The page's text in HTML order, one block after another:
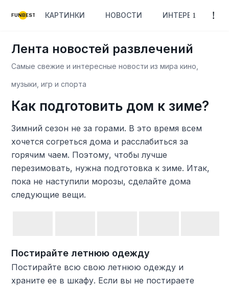
FUNBEST КАРТИНКИ НОВОСТИ ИНТЕРЕСНОЕ
Лента новостей развлечений
Самые свежие и интересные новости из мира кино,
музыки, игр и спорта
Как подготовить дом к зиме?
Зимний сезон не за горами. В это время всем
хочется согреться дома и расслабиться за
горячим чаем. Поэтому, чтобы лучше
перезимовать, нужна подготовка к зиме. Итак,
пока не наступили морозы, сделайте дома
следующие вещи.
Постирайте летнюю одежду
Постирайте всю свою летнюю одежду и
храните ее в шкафу. Если вы не постираете